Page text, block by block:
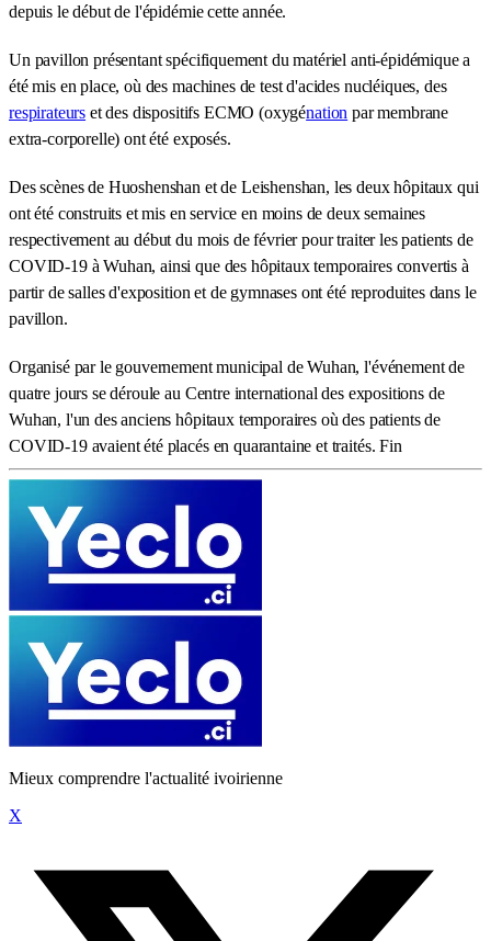
depuis le début de l'épidémie cette année.
Un pavillon présentant spécifiquement du matériel anti-épidémique a
été mis en place, où des machines de test d'acides nucléiques, des
respirateurs et des dispositifs ECMO (oxygénation par membrane
extra-corporelle) ont été exposés.
Des scènes de Huoshenshan et de Leishenshan, les deux hôpitaux qui
ont été construits et mis en service en moins de deux semaines
respectivement au début du mois de février pour traiter les patients de
COVID-19 à Wuhan, ainsi que des hôpitaux temporaires convertis à
partir de salles d'exposition et de gymnases ont été reproduites dans le
pavillon.
Organisé par le gouvernement municipal de Wuhan, l'événement de
quatre jours se déroule au Centre international des expositions de
Wuhan, l'un des anciens hôpitaux temporaires où des patients de
COVID-19 avaient été placés en quarantaine et traités. Fin
Mieux comprendre l'actualité ivoirienne
X